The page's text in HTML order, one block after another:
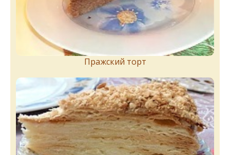
Пражский торт